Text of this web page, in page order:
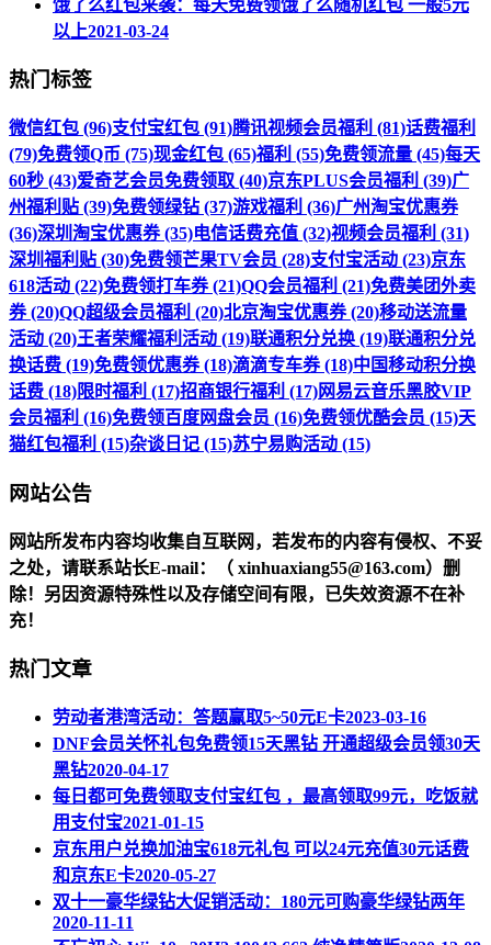
饿了么红包来袭：每天免费领饿了么随机红包 一般5元
以上2021-03-24
热门标签
微信红包 (96)支付宝红包 (91)腾讯视频会员福利 (81)话费福利
(79)免费领Q币 (75)现金红包 (65)福利 (55)免费领流量 (45)每天
60秒 (43)爱奇艺会员免费领取 (40)京东PLUS会员福利 (39)广
州福利贴 (39)免费领绿钻 (37)游戏福利 (36)广州淘宝优惠券
(36)深圳淘宝优惠券 (35)电信话费充值 (32)视频会员福利 (31)
深圳福利贴 (30)免费领芒果TV会员 (28)支付宝活动 (23)京东
618活动 (22)免费领打车券 (21)QQ会员福利 (21)免费美团外卖
券 (20)QQ超级会员福利 (20)北京淘宝优惠券 (20)移动送流量
活动 (20)王者荣耀福利活动 (19)联通积分兑换 (19)联通积分兑
换话费 (19)免费领优惠券 (18)滴滴专车券 (18)中国移动积分换
话费 (18)限时福利 (17)招商银行福利 (17)网易云音乐黑胶VIP
会员福利 (16)免费领百度网盘会员 (16)免费领优酷会员 (15)天
猫红包福利 (15)杂谈日记 (15)苏宁易购活动 (15)
网站公告
网站所发布内容均收集自互联网，若发布的内容有侵权、不妥
之处，请联系站长E-mail：（ xinhuaxiang55@163.com）删
除！另因资源特殊性以及存储空间有限，已失效资源不在补
充！
热门文章
劳动者港湾活动：答题赢取5~50元E卡2023-03-16
DNF会员关怀礼包免费领15天黑钻 开通超级会员领30天
黑钻2020-04-17
每日都可免费领取支付宝红包 ，最高领取99元，吃饭就
用支付宝2021-01-15
京东用户兑换加油宝618元礼包 可以24元充值30元话费
和京东E卡2020-05-27
双十一豪华绿钻大促销活动：180元可购豪华绿钻两年
2020-11-11